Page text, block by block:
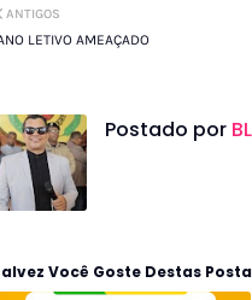
ANTIGOS
LETIVO AMEAÇADO
Postado por
Você Goste Destas